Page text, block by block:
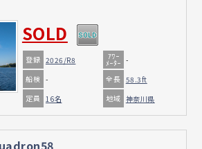
SOLD
登録 2026/R8 ｱﾜｰ
ﾒｰﾀｰ -
船検 - 全長 58.3ft
定員 16名 地域 神奈川県